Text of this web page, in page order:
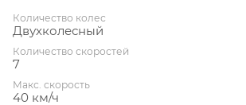
Количество колес
Двухколесный
Количество скоростей
7
Макс. скорость
40 км/ч